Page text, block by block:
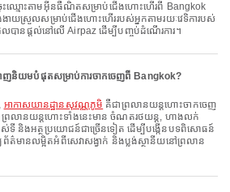
ាយស្រួលសម្រាប់ជើងហោះហើររបស់អ្នកតាមរយៈវេទិការបស់
ែលបានផ្តល់នៅលើ Airpaz ដើម្បីបញ្ចប់ដំណើរការ។
េញនិយមបំផុតសម្រាប់ការចាកចេញពី Bangkok?
, អាកាសយានដ្ឋានសុវណ្ណភូមិ គឺជាព្រលានយន្តហោះចាកចេញ
លានយន្តហោះទាំងនេះមាន ចំណតរថយន្ត, ហាងលក់
ស់ទី និងអត្ថប្រយោជន៍ជាច្រើនទៀត ដើម្បីបង្កើនបទពិសោធន៍
ព័ត៌មានលម្អិតអំពីសេវាសង្វាក់ និងប្លង់ស្ថានីយនៅព្រលាន